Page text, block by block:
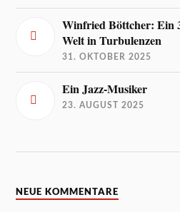
Winfried Böttcher: Ein
Welt in Turbulenzen
31. OKTOBER 2025
Ein Jazz-Musiker
23. AUGUST 2025
NEUE KOMMENTARE